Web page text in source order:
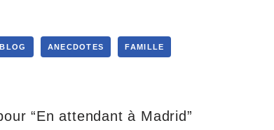
ANECDOTES FAMILLE
“En attendant à Madrid”